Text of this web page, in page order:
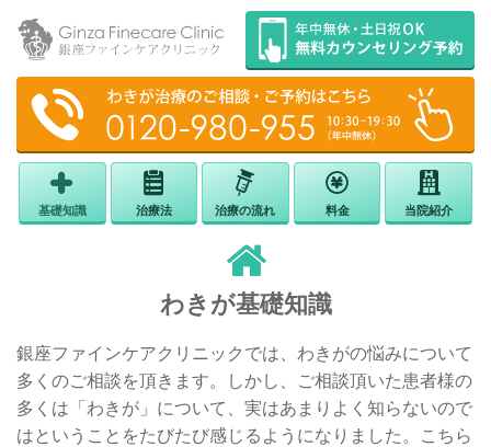
基礎知識 治療法 治療の流れ 料金 当院紹介
わきが基礎知識
銀座ファインケアクリニックでは、わきがの悩みについて
多くのご相談を頂きます。しかし、ご相談頂いた患者様の
多くは「わきが」について、実はあまりよく知らないので
はということをたびたび感じるようになりました。こちら